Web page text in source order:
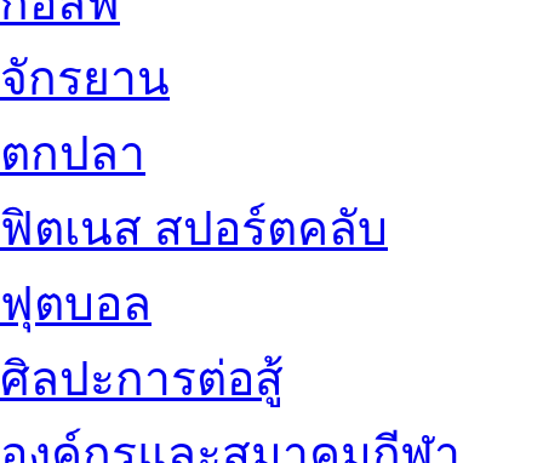
จักรยาน
ตกปลา
ฟิตเนส สปอร์ตคลับ
ฟุตบอล
ศิลปะการต่อสู้